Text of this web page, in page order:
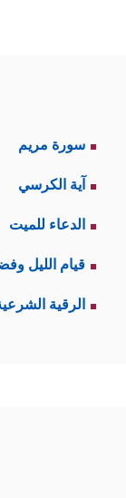
سورة مريم
آية الكرسي
الدعاء للميت
قيام الليل
الرقية